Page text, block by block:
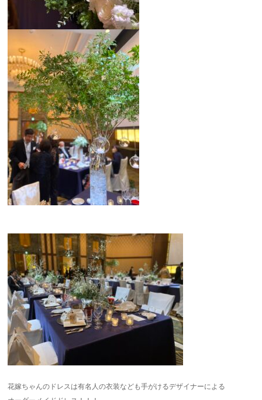
花嫁ちゃんのドレスは有名人の衣装なども手がけるデザイナーによる